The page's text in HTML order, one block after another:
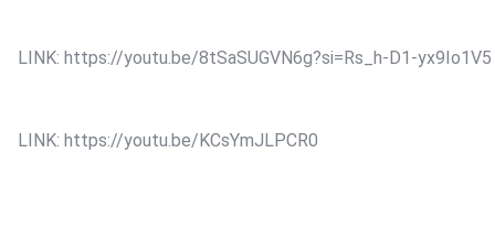
LINK: https://youtu.be/8tSaSUGVN6g?si=Rs_h-D1-yx9Io1V5
LINK: https://youtu.be/KCsYmJLPCR0